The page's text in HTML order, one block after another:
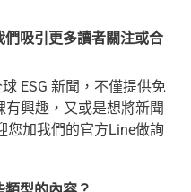
們吸引更多讀者關注或合
ESG 新聞，不僅提供免
興趣，又或是想將新聞
您加我們的官方Line做詢